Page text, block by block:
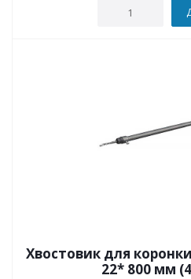
Хвостовик для
22* 800 мм